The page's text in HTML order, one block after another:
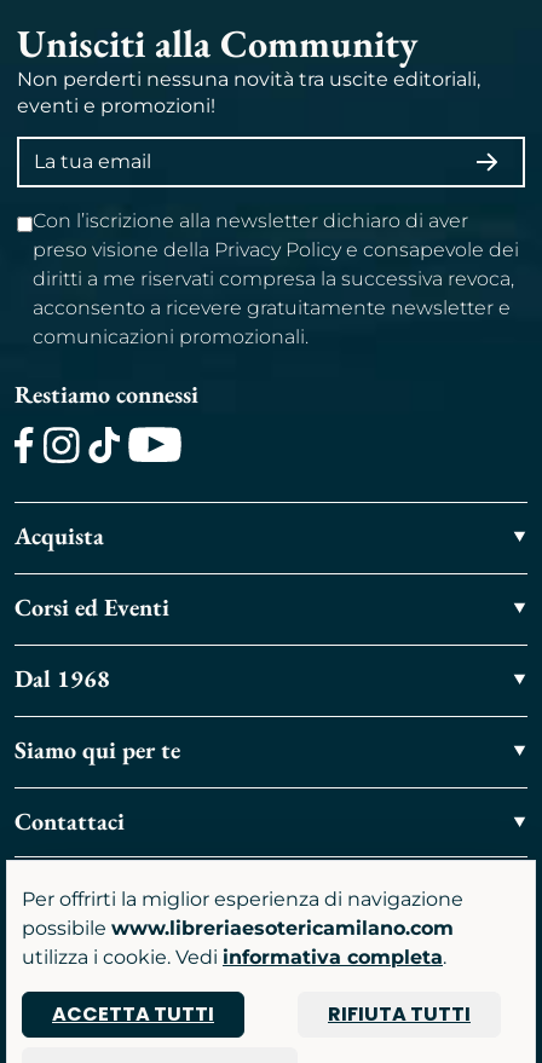
Unisciti alla Community
Non perderti nessuna novità tra uscite editoriali,
eventi e promozioni!
Indirizzo
email
Con l’iscrizione alla newsletter dichiaro di aver
preso visione della Privacy Policy e consapevole dei
diritti a me riservati compresa la successiva revoca,
acconsento a ricevere gratuitamente newsletter e
comunicazioni promozionali.
Restiamo connessi
Acquista
Corsi ed Eventi
Dal 1968
Siamo qui per te
Contattaci
Vieni a trovarci
Per offrirti la miglior esperienza di navigazione
possibile www.libreriaesotericamilano.com
utilizza i cookie. Vedi informativa completa.
ACCETTA TUTTI
RIFIUTA TUTTI